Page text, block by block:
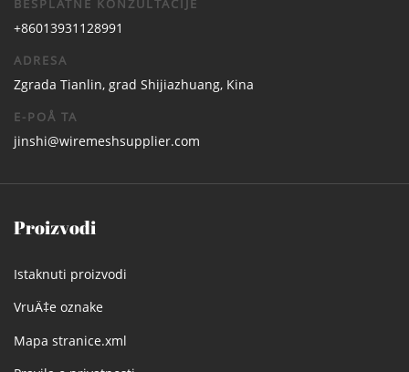
BESPLATNE KONZULTACIJE
+86013931128991
ADRESA
Zgrada Tianlin, grad Shijiazhuang, Kina
E-POÅ TA
jinshi@wiremeshsupplier.com
Proizvodi
Istaknuti proizvodi
VruÄ‡e oznake
Mapa stranice.xml